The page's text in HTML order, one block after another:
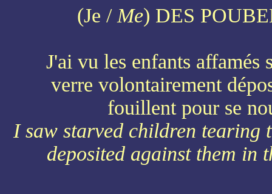
(Je / Me) DES
J'ai vu les enfants affamés
verre volontairement
fouillent pour se
I saw starved children tearing
deposited against them in